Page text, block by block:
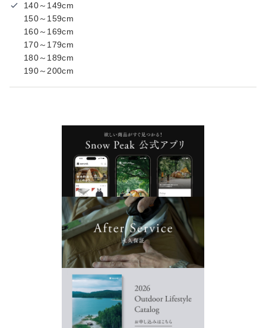
140～149cm
150～159cm
160～169cm
170～179cm
180～189cm
190～200cm